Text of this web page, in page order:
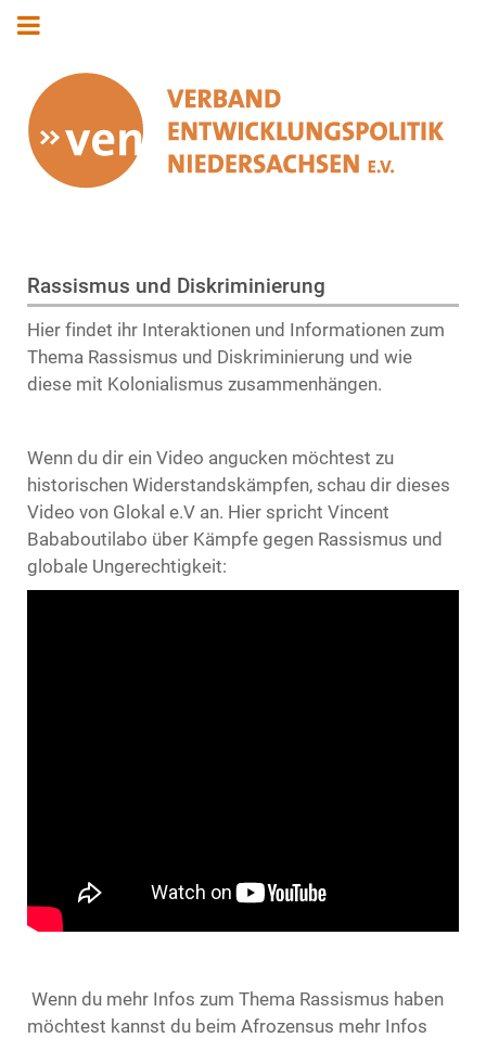
Rassismus und Diskriminierung
Hier findet ihr Interaktionen und Informationen zum
Thema Rassismus und Diskriminierung und wie
diese mit Kolonialismus zusammenhängen.
Wenn du dir ein Video angucken möchtest zu
historischen Widerstandskämpfen, schau dir dieses
Video von Glokal e.V an. Hier spricht Vincent
Bababoutilabo über Kämpfe gegen Rassismus und
globale Ungerechtigkeit:
Wenn du mehr Infos zum Thema Rassismus haben
möchtest kannst du beim Afrozensus mehr Infos